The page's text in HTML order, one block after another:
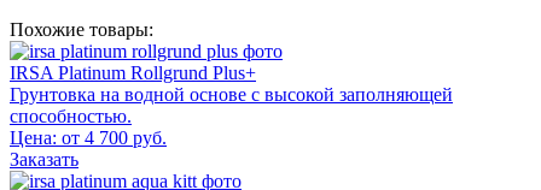
Похожие товары:
IRSA Platinum Rollgrund Plus+
Грунтовка на водной основе с высокой заполняющей
способностью.
Цена: от 4 700 руб.
Заказать